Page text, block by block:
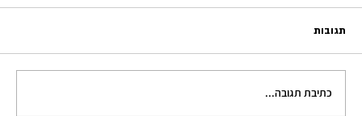
תגובות
כתיבת תגובה...